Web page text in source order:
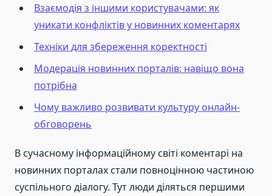
Взаємодія з іншими користувачами: як
уникати конфліктів у новинних коментарях
Техніки для збереження коректності
Модерація новинних порталів: навіщо вона
потрібна
Чому важливо розвивати культуру онлайн-
обговорень
В сучасному інформаційному світі коментарі на
новинних порталах стали повноцінною частиною
суспільного діалогу. Тут люди діляться першими